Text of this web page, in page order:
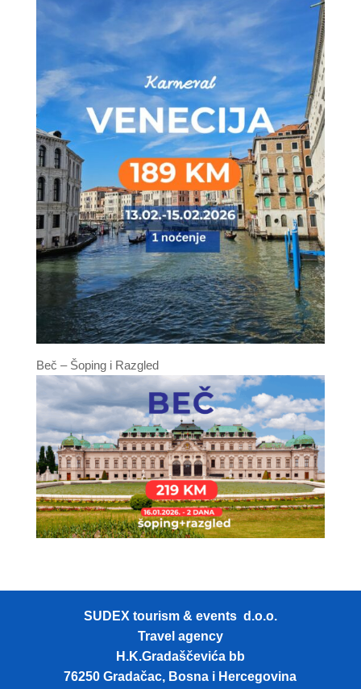
Beč – Šoping i Razgled
SUDEX tourism & events d.o.o.
Travel agency
H.K.Gradaščevića bb
76250 Gradačac, Bosna i Hercegovina